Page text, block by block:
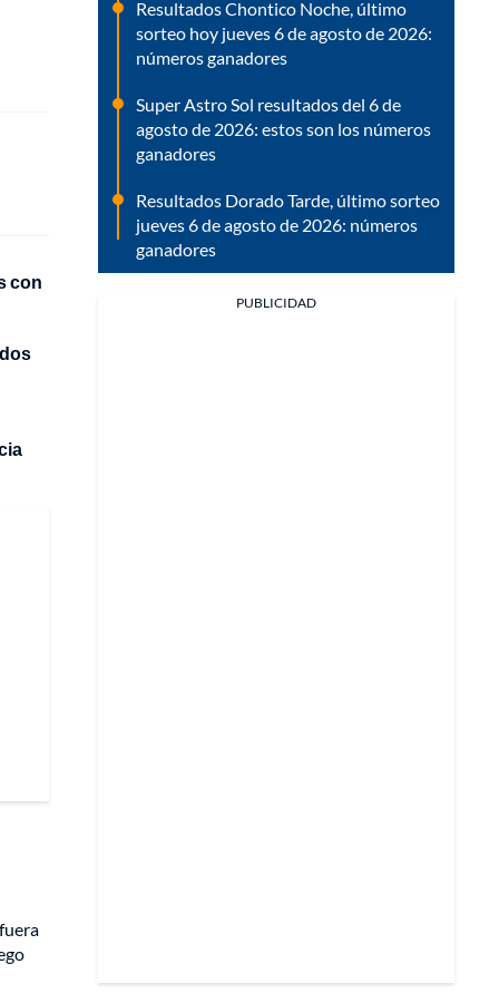
con
Resultados Chontico Noche, último
sorteo hoy jueves 6 de agosto de 2026:
números ganadores
Super Astro Sol resultados del 6 de
agosto de 2026: estos son los números
ganadores
Resultados Dorado Tarde, último sorteo
jueves 6 de agosto de 2026: números
ganadores
PUBLICIDAD